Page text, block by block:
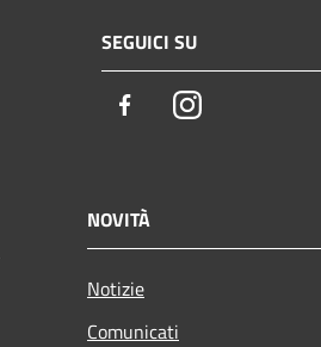
SEGUICI SU
FacebookInstagram
NOVITÀ
Notizie
Comunicati